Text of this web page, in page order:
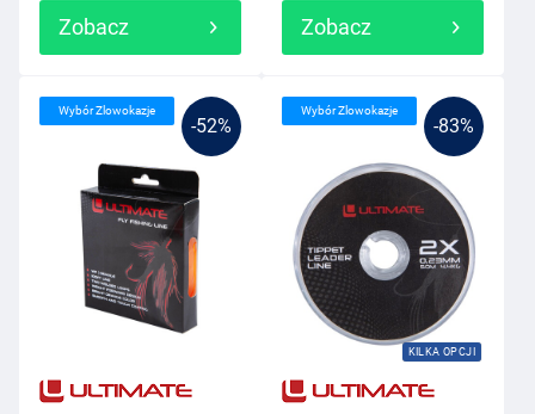
Zobacz Zobacz
-52%
Wybór Zlowokazje
-83%
KILKA OPCJI
Wybór Zlowokazje